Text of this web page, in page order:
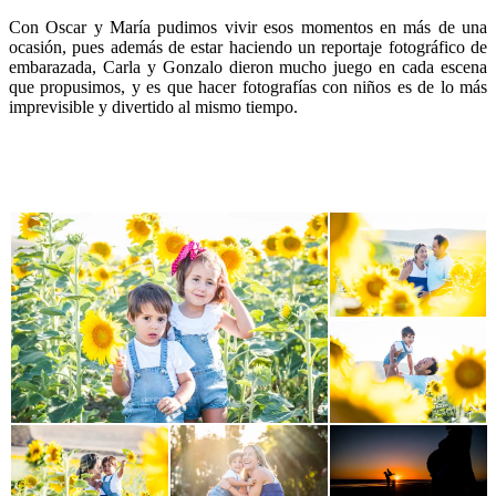
Con Oscar y María pudimos vivir esos momentos en más de una
ocasión, pues además de estar haciendo un reportaje fotográfico de
embarazada, Carla y Gonzalo dieron mucho juego en cada escena
que propusimos, y es que hacer fotografías con niños es de lo más
imprevisible y divertido al mismo tiempo.